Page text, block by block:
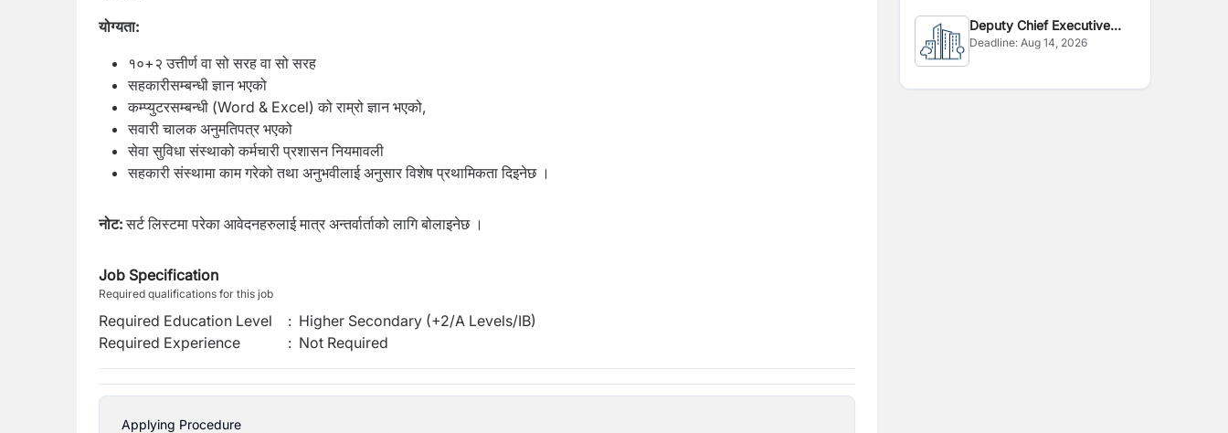
योग्यता:
१०+२ उत्तीर्ण वा सो सरह वा सो सरह
सहकारीसम्बन्धी ज्ञान भएको
कम्प्युटरसम्बन्धी (Word & Excel) को राम्रो ज्ञान भएको,
सवारी चालक अनुमतिपत्र भएको
सेवा सुविधा संस्थाको कर्मचारी प्रशासन नियमावली
सहकारी संस्थामा काम गरेको तथा अनुभवीलाई अनुसार विशेष प्रथामिकता दिइनेछ ।
नोट:सर्ट लिस्टमा परेका आवेदनहरुलाई मात्र अन्तर्वार्ताको लागि बोलाइनेछ ।
Job Specification
Required qualifications for this job
Required Education Level : Higher Secondary (+2/A Levels/IB)
Required Experience
: Not Required
Applying Procedure
Deputy Chief Executive
Officer
Deadline:Aug 14, 2026